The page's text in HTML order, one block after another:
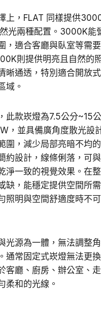
上，FLAT 同樣提供
光兩種配置。3000K能
，適合客廳與臥室等需
則提供明亮且自然的
晰通透，特別適合開放
域。
此款崁燈為7.5公分~15
，並具備廣角度散光設
圍，減少局部亮暗不均
約設計，線條俐落，可
淨一致的視覺效果。在
缺，能穩定提供空間所
照明與空間舒適度時不
光源為一體，無法調整
通常固定式崁燈無法更換
客廳、廚房、辦公室、
柔和的光線。